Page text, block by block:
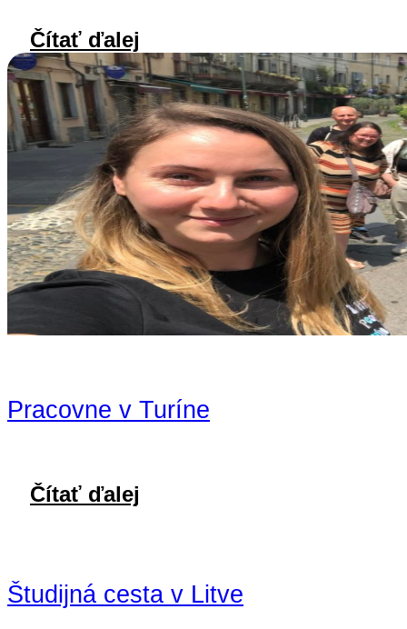
Čítať ďalej
Pracovne v Turíne
Čítať ďalej
Študijná cesta v Litve